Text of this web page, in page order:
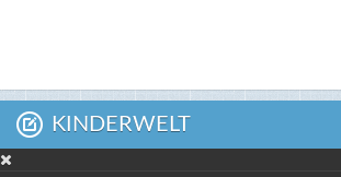
KINDERWELT